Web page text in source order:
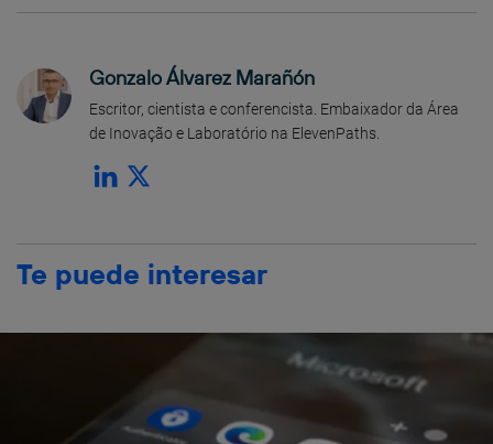
Gonzalo Álvarez Marañón
Escritor, cientista e conferencista. Embaixador da Área
de Inovação e Laboratório na ElevenPaths.
Te puede interesar